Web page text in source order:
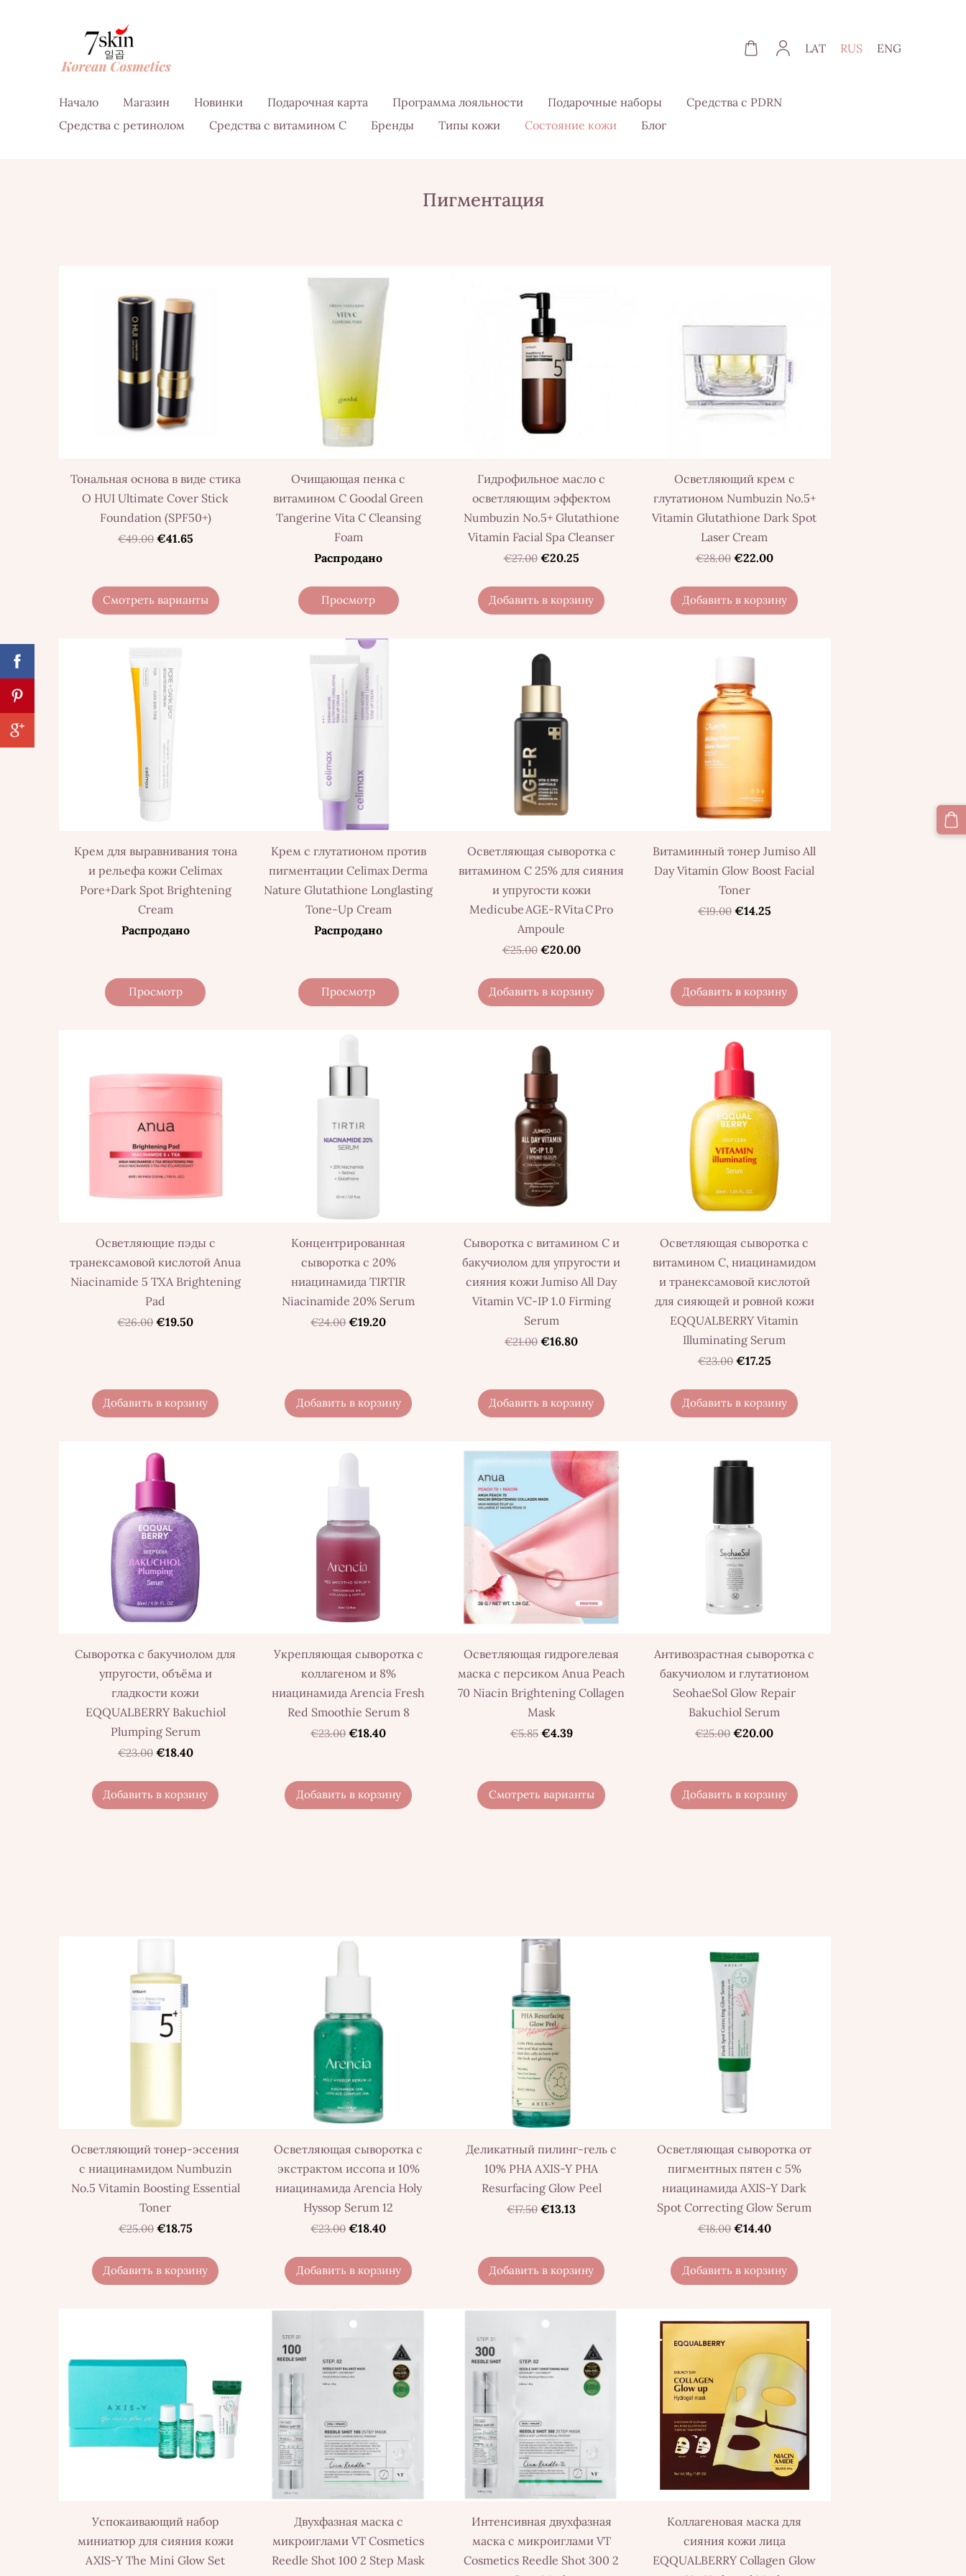
Начало Магазин Новинки Подарочная карта Программа лояльности Подарочные наборы
Средства с PDRN
Средства с ретинолом
Средства с витамином С Бренды Типы кожи Состояние кожи Блог
LAT RUS ENG
Пигментация
Тональная основа в виде стика
O HUI Ultimate Cover Stick
Foundation (SPF50+)
€49.00 €41.65
Смотреть варианты
Очищающая пенка с
витамином С Goodal Green
Tangerine Vita C Cleansing
Foam
Распродано
Просмотр
Гидрофильное масло с
осветляющим эффектом
Numbuzin No.5+ Glutathione
Vitamin Facial Spa Cleanser
€27.00 €20.25
Добавить в корзину
Осветляющий крем с
глутатионом Numbuzin No.5+
Vitamin Glutathione Dark Spot
Laser Cream
€28.00 €22.00
Добавить в корзину
Крем для выравнивания тона
и рельефа кожи Celimax
Pore+Dark Spot Brightening
Cream
Распродано
Просмотр
Крем с глутатионом против
пигментации Celimax Derma
Nature Glutathione Longlasting
Tone-Up Cream
Распродано
Просмотр
Осветляющая сыворотка с
витамином C 25% для сияния
и упругости кожи
Medicube AGE‑R Vita C Pro
Ampoule
€25.00 €20.00
Добавить в корзину
Витаминный тонер Jumiso All
Day Vitamin Glow Boost Facial
Toner
€19.00 €14.25
Добавить в корзину
Осветляющие пэды с
транексамовой кислотой Anua
Niacinamide 5 TXA Brightening
Pad
€26.00 €19.50
Добавить в корзину
Концентрированная
сыворотка с 20%
ниацинамида TIRTIR
Niacinamide 20% Serum
€24.00 €19.20
Добавить в корзину
Сыворотка с витамином C и
бакучиолом для упругости и
сияния кожи Jumiso All Day
Vitamin VC-IP 1.0 Firming
Serum
€21.00 €16.80
Добавить в корзину
Осветляющая сыворотка с
витамином С, ниацинамидом
и транексамовой кислотой
для сияющей и ровной кожи
EQQUALBERRY Vitamin
Illuminating Serum
€23.00 €17.25
Добавить в корзину
Сыворотка с бакучиолом для
упругости, объёма и
гладкости кожи
EQQUALBERRY Bakuchiol
Plumping Serum
€23.00 €18.40
Добавить в корзину
Укрепляющая сыворотка с
коллагеном и 8%
ниацинамида Arencia Fresh
Red Smoothie Serum 8
€23.00 €18.40
Добавить в корзину
Осветляющая гидрогелевая
маска с персиком Anua Peach
70 Niacin Brightening Collagen
Mask
€5.85 €4.39
Смотреть варианты
Антивозрастная сыворотка с
бакучиолом и глутатионом
SeohaeSol Glow Repair
Bakuchiol Serum
€25.00 €20.00
Добавить в корзину
Осветляющий тонер-эссения
с ниацинамидом Numbuzin
No.5 Vitamin Boosting Essential
Toner
€25.00 €18.75
Добавить в корзину
Осветляющая сыворотка с
экстрактом иссопа и 10%
ниацинамида Arencia Holy
Hyssop Serum 12
€23.00 €18.40
Добавить в корзину
Деликатный пилинг-гель с
10% PHA AXIS-Y PHA
Resurfacing Glow Peel
€17.50 €13.13
Добавить в корзину
Осветляющая сыворотка от
пигментных пятен с 5%
ниацинамида AXIS-Y Dark
Spot Correcting Glow Serum
€18.00 €14.40
Добавить в корзину
Успокаивающий набор
миниатюр для сияния кожи
AXIS-Y The Mini Glow Set
Двухфазная маска с
микроиглами VT Cosmetics
Reedle Shot 100 2 Step Mask
Интенсивная двухфазная
маска с микроиглами VT
Cosmetics Reedle Shot 300 2
Коллагеновая маска для
сияния кожи лица
EQQUALBERRY Collagen Glow